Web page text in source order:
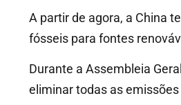
A partir de agora, a China
fósseis para fontes
Durante a Assembleia
eliminar todas as